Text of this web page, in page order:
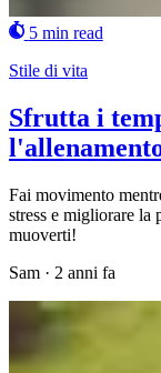
5 min read
Stile di vita
Sfrutta i
Fai movimento
stress e migliorare la
muoverti!
Sam · 2 anni fa